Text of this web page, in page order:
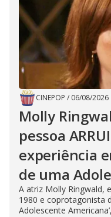
CINEPOP / 06/08/2026
Molly
pessoa
experiência
de uma
A atriz Molly Ringwald,
1980 e coprotagonista
Adolescente